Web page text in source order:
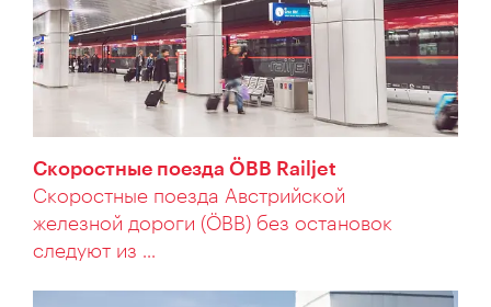
Скоростные поезда ÖBB Railjet
Скоростные поезда Австрийской
железной дороги (ÖBB) без остановок
следуют из ...